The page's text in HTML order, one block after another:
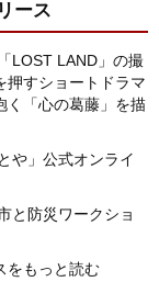
ース
LOST LAND」の撮
すショートドラマ
く「心の葛藤」を描
や」公式オンライ
と防災ワークショ
をもっと読む